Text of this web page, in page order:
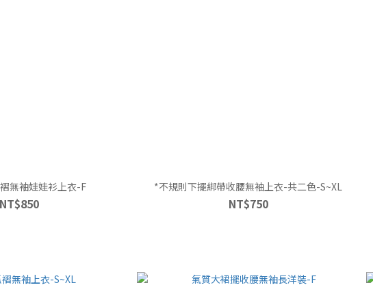
無袖娃娃衫上衣-F
NT$850
*不規則下擺綁帶收腰無袖上衣-共二色-S~XL
NT$750